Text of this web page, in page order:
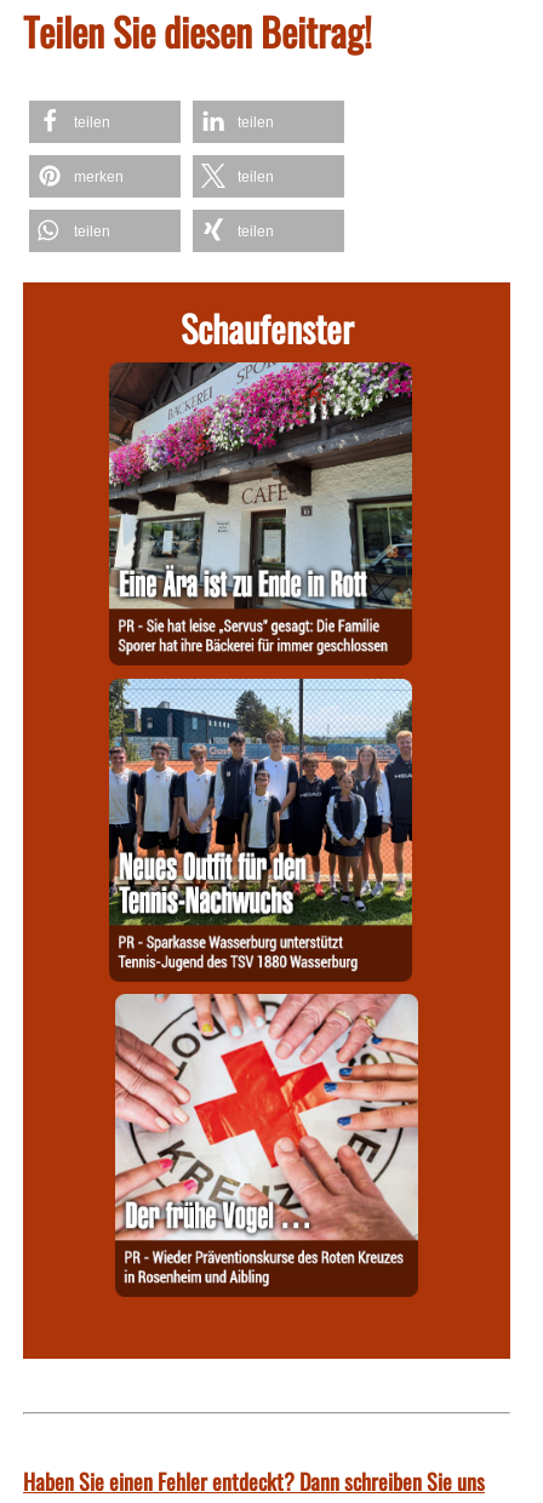
Teilen Sie diesen Beitrag!
teilen teilen
merken teilen
teilen teilen
Schaufenster
Haben Sie einen Fehler entdeckt? Dann schreiben Sie uns